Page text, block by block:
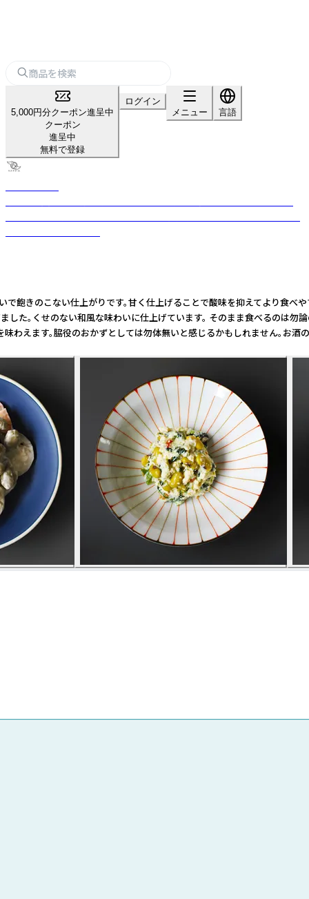
5,000円分クーポン進呈中
クーポン
進呈中
無料で登録
ログイン
メニュー
言語
のこない仕上がりです。甘く仕上げることで酸味を抑えてより
くせのない和風な味わいに仕上げています。 そのまま食べるの
す。脇役のおかずとしては勿体無いと感じるかもしれません。